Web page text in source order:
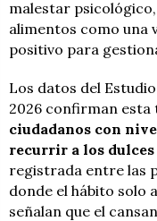
malestar
alimentos como una
positivo para
Los datos del
2026 confirman esta
ciudadanos con
recurrir a los
registrada entre las
donde el hábito solo
señalan que el